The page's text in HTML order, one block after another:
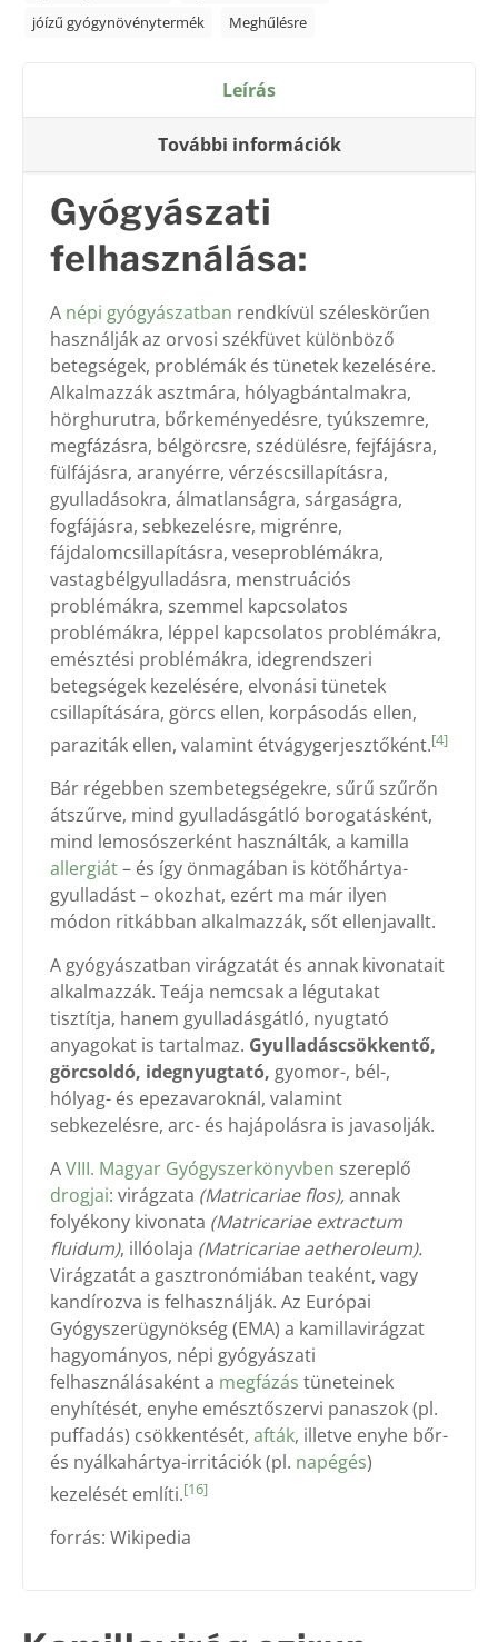
jóízű gyógynövénytermék
Meghűlésre
Leírás
További információk
Gyógyászati
felhasználása:
A népi gyógyászatban rendkívül széleskörűen
használják az orvosi székfüvet különböző
betegségek, problémák és tünetek kezelésére.
Alkalmazzák asztmára, hólyagbántalmakra,
hörghurutra, bőrkeményedésre, tyúkszemre,
megfázásra, bélgörcsre, szédülésre, fejfájásra,
fülfájásra, aranyérre, vérzéscsillapításra,
gyulladásokra, álmatlanságra, sárgaságra,
fogfájásra, sebkezelésre, migrénre,
fájdalomcsillapításra, veseproblémákra,
vastagbélgyulladásra, menstruációs
problémákra, szemmel kapcsolatos
problémákra, léppel kapcsolatos problémákra,
emésztési problémákra, idegrendszeri
betegségek kezelésére, elvonási tünetek
csillapítására, görcs ellen, korpásodás ellen,
paraziták ellen, valamint étvágygerjesztőként.[4]
Bár régebben szembetegségekre, sűrű szűrőn
átszűrve, mind gyulladásgátló borogatásként,
mind lemosószerként használták, a kamilla
allergiát– és így önmagában is kötőhártya-
gyulladást – okozhat, ezért ma már ilyen
módon ritkábban alkalmazzák, sőt ellenjavallt.
A gyógyászatban virágzatát és annak kivonatait
alkalmazzák. Teája nemcsak a légutakat
tisztítja, hanem gyulladásgátló, nyugtató
anyagokat is tartalmaz. Gyulladáscsökkentő,
görcsoldó, idegnyugtató, gyomor-, bél-,
hólyag- és epezavaroknál, valamint
sebkezelésre, arc- és hajápolásra is javasolják.
AVIII. Magyar Gyógyszerkönyvben szereplő
drogjai: virágzata (Matricariae flos),annak
folyékony kivonata (Matricariae extractum
fluidum), illóolaja (Matricariae aetheroleum).
Virágzatát a gasztronómiában teaként, vagy
kandírozva is felhasználják. Az Európai
Gyógyszerügynökség (EMA) a kamillavirágzat
hagyományos, népi gyógyászati
felhasználásaként a megfázás tüneteinek
enyhítését, enyhe emésztőszervi panaszok (pl.
puffadás) csökkentését, afták, illetve enyhe bőr-
és nyálkahártya-irritációk (pl. napégés)
kezelését említi.[16]
forrás: Wikipedia